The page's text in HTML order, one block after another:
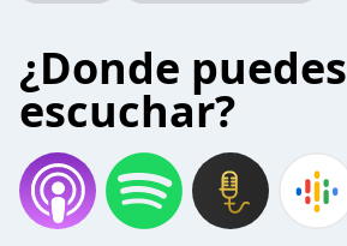
¿Donde puedes
escuchar?